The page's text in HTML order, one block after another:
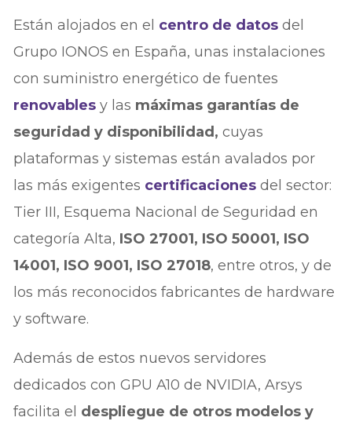
Están alojados en el centro de datos del
Grupo IONOS en España, unas instalaciones
con suministro energético de fuentes
renovablesy las máximas garantías de
seguridad y disponibilidad, cuyas
plataformas y sistemas están avalados por
las más exigentes certificaciones del sector:
Tier III, Esquema Nacional de Seguridad en
categoría Alta, ISO 27001, ISO 50001, ISO
14001, ISO 9001, ISO 27018, entre otros, y de
los más reconocidos fabricantes de hardware
y software.
Además de estos nuevos servidores
dedicados con GPU A10 de NVIDIA, Arsys
facilita el despliegue de otros modelos y